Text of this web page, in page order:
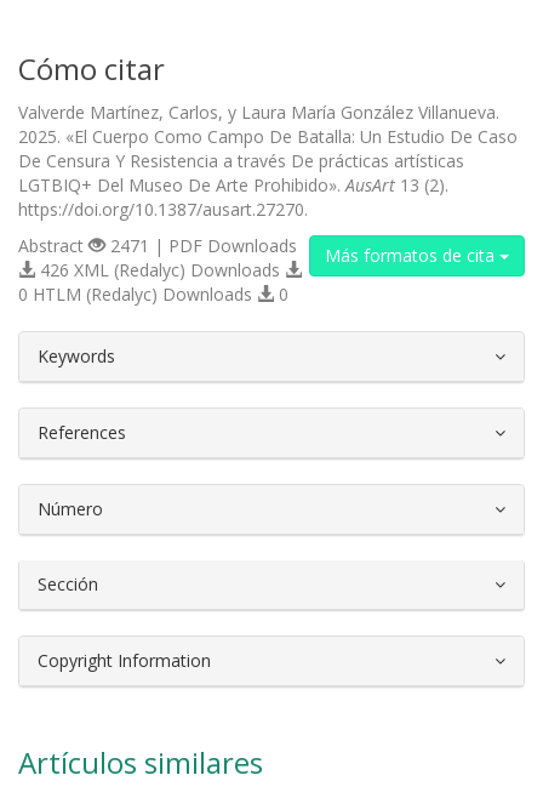
Cómo citar
Valverde Martínez, Carlos, y Laura María González Villanueva.
2025. «El Cuerpo Como Campo De Batalla: Un Estudio De Caso
De Censura Y Resistencia a través De prácticas artísticas
LGTBIQ+ Del Museo De Arte Prohibido». AusArt 13 (2).
https://doi.org/10.1387/ausart.27270.
Más formatos de cita
Abstract
2471 | PDF Downloads
426 XML (Redalyc) Downloads
0 HTLM (Redalyc) Downloads
0
Keywords
References
Número
Sección
Copyright Information
Artículos similares